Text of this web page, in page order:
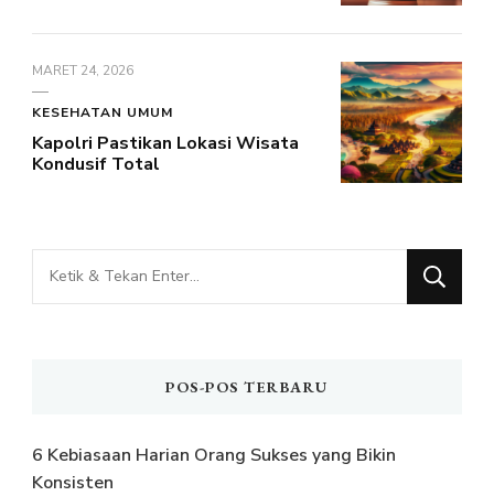
MARET 24, 2026
KESEHATAN UMUM
Kapolri Pastikan Lokasi Wisata
Kondusif Total
Mencari
Sesuatu?
POS-POS TERBARU
6 Kebiasaan Harian Orang Sukses yang Bikin
Konsisten